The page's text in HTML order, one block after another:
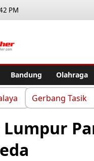
PM
Bandung Olahraga
Gerbang Tasik